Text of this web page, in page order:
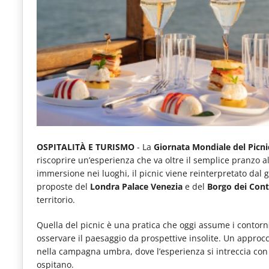
quotidiani
sul
mondo
dell'alimentazione,
dei
consumi
fuoricasa,
del
Food
Service
e
tutte
OSPITALITÀ E TURISMO - La Giornata Mondiale del
riscoprire un’esperienza che va oltre il semplice pranzo
immersione nei luoghi, il picnic viene reinterpretato dal
proposte del Londra Palace Venezia e del Borgo dei
territorio.
Quella del picnic è una pratica che oggi assume i
osservare il paesaggio da prospettive insolite. Un
nella campagna umbra, dove l’esperienza si intreccia
ospitano.